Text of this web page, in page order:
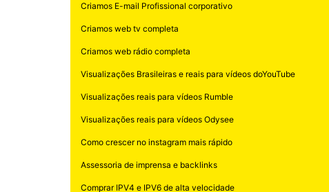
Criamos E-mail Profissional corporativo
Criamos web tv completa
Criamos web rádio completa
Visualizações Brasileiras e reais para vídeos doYouTube
Visualizações reais para vídeos Rumble
Visualizações reais para vídeos Odysee
Como crescer no instagram mais rápido
Assessoria de imprensa e backlinks
Comprar IPV4 e IPV6 de alta velocidade